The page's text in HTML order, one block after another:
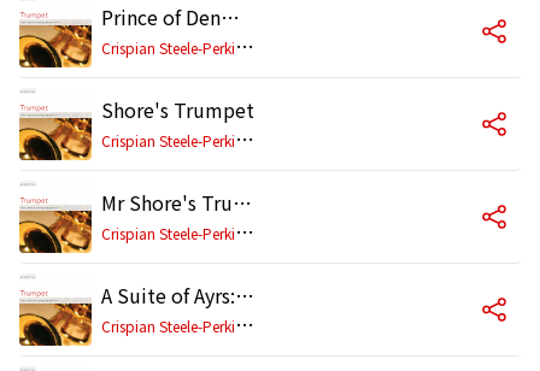
Prince of Denmark's March, "Trumpet Voluntary" (Arr. for Trumpet)
C
rispian Steele-Perkins/City of London Baroque Sinfonia/Richard Hickox
Shore's Trumpet
C
rispian Steele-Perkins/City of London Baroque Sinfonia/Richard Hickox
Mr Shore's Trumpett Tune
C
rispian Steele-Perkins/City of London Baroque Sinfonia/Richard Hickox
A Suite of Ayrs: Overture
C
rispian Steele-Perkins/City of London Baroque Sinfonia/Richard Hickox